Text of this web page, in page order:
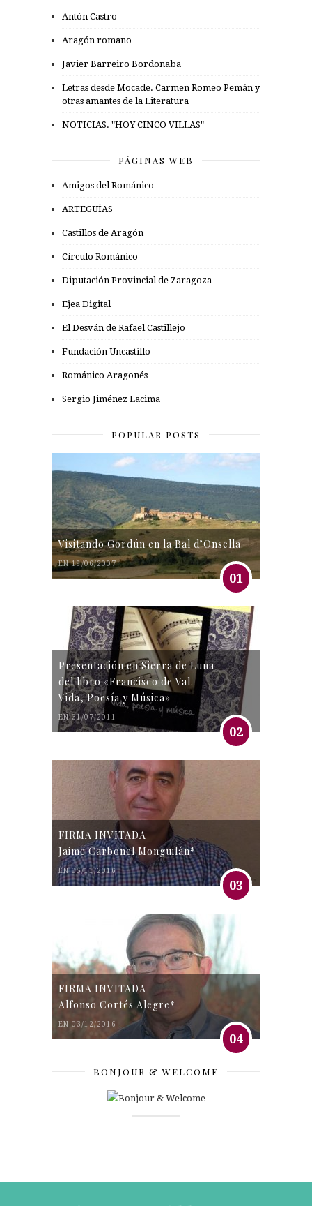
Antón Castro
Aragón romano
Javier Barreiro Bordonaba
Letras desde Mocade. Carmen Romeo Pemán y
otras amantes de la Literatura
NOTICIAS. "HOY CINCO VILLAS"
PÁGINAS WEB
Amigos del Románico
ARTEGUÍAS
Castillos de Aragón
Círculo Románico
Diputación Provincial de Zaragoza
Ejea Digital
El Desván de Rafael Castillejo
Fundación Uncastillo
Románico Aragonés
Sergio Jiménez Lacima
POPULAR POSTS
Visitando Gordún en la Bal d’Onsella.
EN 19/06/2007
01
Presentación en Sierra de Luna
del libro «Francisco de Val.
Vida, Poesía y Música»
EN 31/07/2011
02
FIRMA INVITADA
Jaime Carbonel Monguilán*
EN 05/11/2016
03
FIRMA INVITADA
Alfonso Cortés Alegre*
EN 03/12/2016
04
BONJOUR & WELCOME